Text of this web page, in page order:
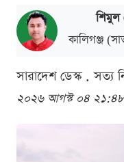
শিমুল
কালিগঞ্জ
সারাদেশ ডেস্ক . সত্য
২০২৬ আগস্ট ০৪